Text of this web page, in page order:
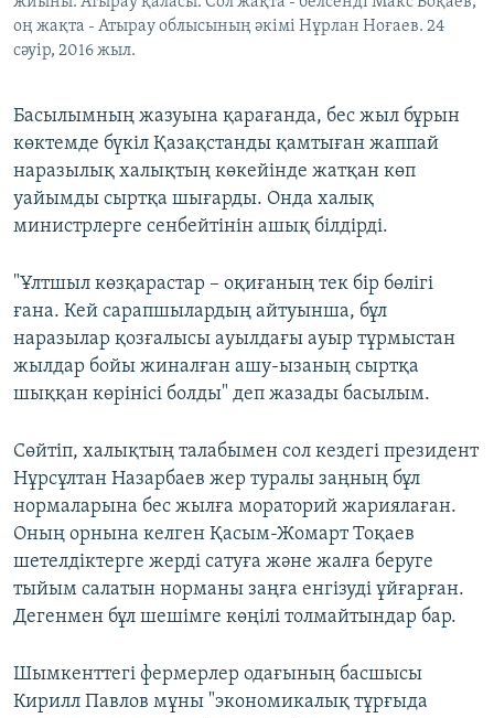
оң жақта - Атырау облысының әкімі Нұрлан Ноғаев. 24
сәуір, 2016 жыл.
Басылымның жазуына қарағанда, бес жыл бұрын
көктемде бүкіл Қазақстанды қамтыған жаппай
наразылық халықтың көкейінде жатқан көп
уайымды сыртқа шығарды. Онда халық
министрлерге сенбейтінін ашық білдірді.
"Ұлтшыл көзқарастар – оқиғаның тек бір бөлігі
ғана. Кей сарапшылардың айтуынша, бұл
наразылар қозғалысы ауылдағы ауыр тұрмыстан
жылдар бойы жиналған ашу-ызаның сыртқа
шыққан көрінісі болды" деп жазады басылым.
Сөйтіп, халықтың талабымен сол кездегі президент
Нұрсұлтан Назарбаев жер туралы заңның бұл
нормаларына бес жылға мораторий жариялаған.
Оның орнына келген Қасым-Жомарт Тоқаев
шетелдіктерге жерді сатуға және жалға беруге
тыйым салатын норманы заңға енгізуді ұйғарған.
Дегенмен бұл шешімге көңілі толмайтындар бар.
Шымкенттегі фермерлер одағының басшысы
Кирилл Павлов мұны "экономикалық тұрғыда